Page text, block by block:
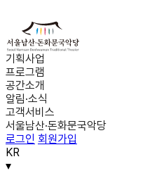
기획사업
프로그램
공간소개
알림·소식
고객서비스
서울남산·돈화문국악당
로그인 회원가입
KR
▾